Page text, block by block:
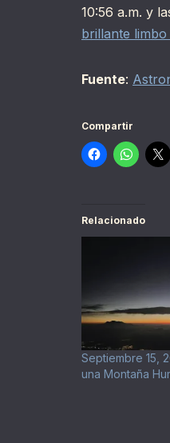
10:56 a.m. y
brillante
Fuente:
Compartir
Relacionado
Septiembre 15,
una Montaña